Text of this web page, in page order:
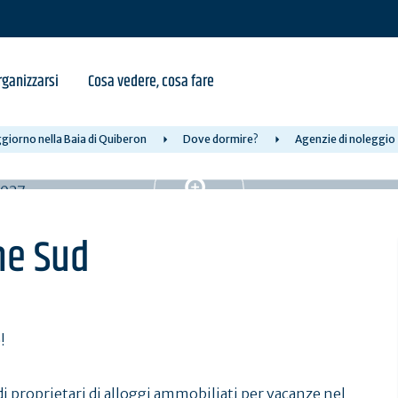
Cosa vedere, cosa fare
nella Baia di Quiberon Dove dormire? Agenzie di noleggio
Sud
proprietari di alloggi ammobiliati per vacanze nel